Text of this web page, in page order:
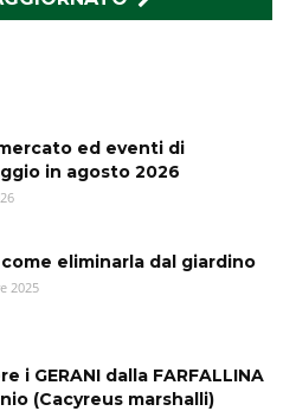
ed eventi di
in agosto 2026
eliminarla dal giardino
2025
i GERANI dalla FARFALLINA
(Cacyreus marshalli)